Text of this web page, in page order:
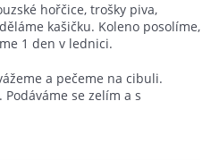
hořčice, trošky piva,
kašičku. Koleno posolíme,
1 den v lednici.
a pečeme na cibuli.
se zelím a s